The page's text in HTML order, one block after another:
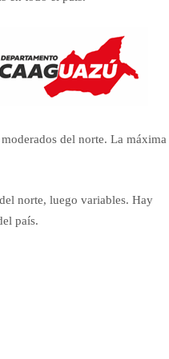
del norte. La máxima
norte, luego variables. Hay
país.